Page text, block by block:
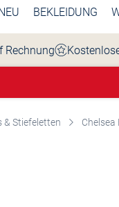
BEKLEIDUNG
Rechnung
& Stiefeletten Chelsea